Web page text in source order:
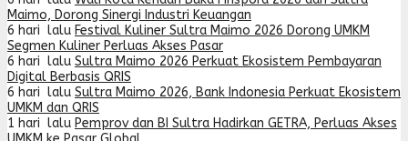
Maimo, Dorong Sinergi Industri Keuangan
6 hari lalu Festival Kuliner Sultra Maimo 2026 Dorong UMKM
Segmen Kuliner Perluas Akses Pasar
6 hari lalu Sultra Maimo 2026 Perkuat Ekosistem Pembayaran
Digital Berbasis QRIS
6 hari lalu Sultra Maimo 2026, Bank Indonesia Perkuat Ekosistem
UMKM dan QRIS
1 hari lalu Pemprov dan BI Sultra Hadirkan GETRA, Perluas Akses